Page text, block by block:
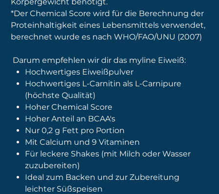
*Der Chemical Score wird für die Berechnung der
Proteinhaltigkeit eines Lebensmittels verwendet,
berechnet wurde es nach WHO/FAO/UNU (2007)
Darum empfehlen wir dir das myline Eiweiß:
Hochwertiges Eiweißpulver
Hochwertiges L-Carnitin als L-Carnipure
(höchste Qualität)
Hoher Chemical Score
Hoher Anteil an BCAA's
Nur 0,2 g Fett pro Portion
Mit Calcium und 9 Vitaminen
Für leckere Shakes (mit Milch oder Wasser
zuzubereiten)
Ideal zum Backen und zur Zubereitung
leichter Süßspeisen